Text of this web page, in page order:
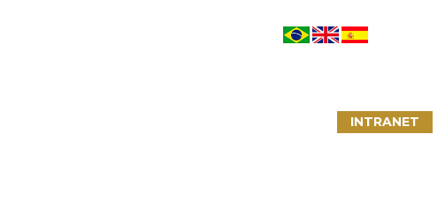
INTRANET